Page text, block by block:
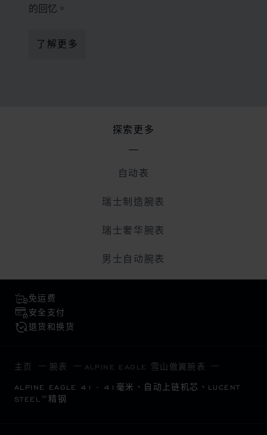
的回忆。
了解更多
探索更多
自动表
瑞士制造腕表
瑞士奢华腕表
男士自动腕表
免运费
安全支付
退货和换货
主页 腕表 ALPINE EAGLE 雪山傲翼腕表
ALPINE EAGLE 41 - 41毫米、自动上链机芯、LUCENT
STEEL™精钢